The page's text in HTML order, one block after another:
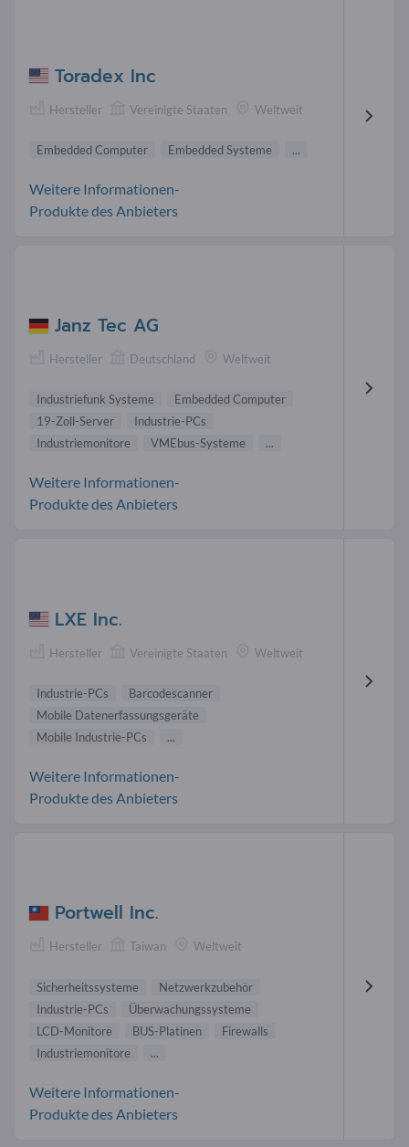
Toradex Inc
Hersteller Vereinigte Staaten Weltweit
Embedded Computer Embedded Systeme ...
Weitere Informationen-
Produkte des Anbieters
Janz Tec AG
Hersteller Deutschland Weltweit
Industriefunk Systeme
Embedded Computer
19-Zoll-Server
Industrie-PCs
Industriemonitore
VMEbus-Systeme ...
Weitere Informationen-
Produkte des Anbieters
LXE Inc.
Hersteller Vereinigte Staaten Weltweit
Industrie-PCs
Barcodescanner
Mobile Datenerfassungsgeräte
Mobile Industrie-PCs
...
Weitere Informationen-
Produkte des Anbieters
Portwell Inc.
Hersteller Taiwan Weltweit
Sicherheitssysteme
Netzwerkzubehör
Industrie-PCs
Überwachungssysteme
LCD-Monitore
BUS-Platinen
Firewalls
Industriemonitore
...
Weitere Informationen-
Produkte des Anbieters